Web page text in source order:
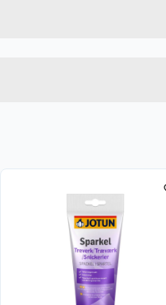
barn. Les etiketten før bruk